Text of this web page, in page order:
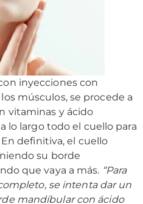
inyecciones con
músculos, se procede a
vitaminas y ácido
lo largo todo el cuello para
definitiva, el cuello
su borde
que vaya a más. “Para
se intenta dar un
mandíbular con ácido